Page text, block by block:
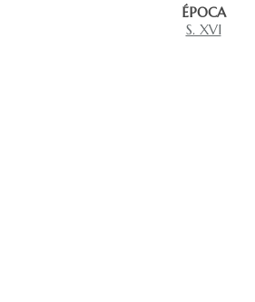
ÉPOCA
S. XVI